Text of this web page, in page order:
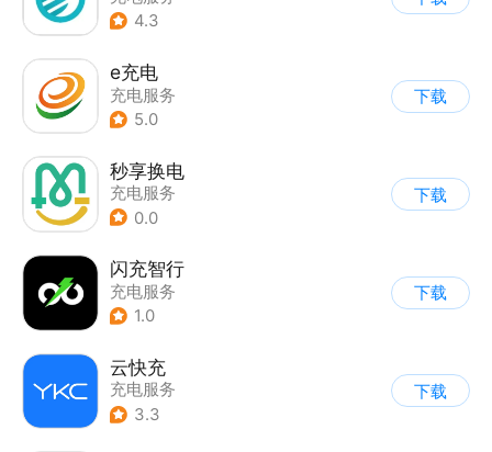
4.3
e充电
充电服务
5.0
下载
秒享换电
充电服务
0.0
下载
闪充智行
充电服务
1.0
下载
云快充
充电服务
3.3
下载